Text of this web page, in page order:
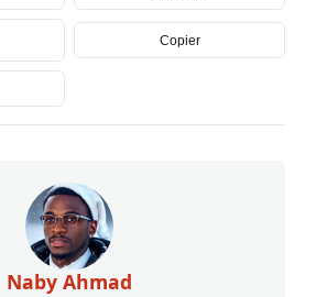
Copier
Naby Ahmad